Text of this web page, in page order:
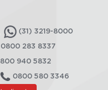
(31) 3219-8000
0800 283 8337
940 5832
0800 580 3346